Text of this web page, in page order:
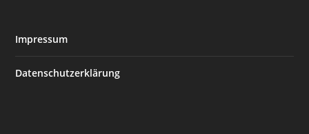
Impressum
Datenschutzerklärung